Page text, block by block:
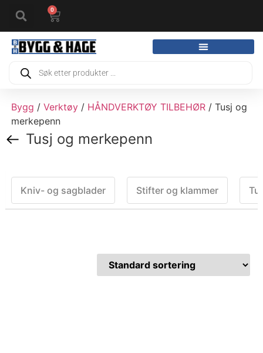
0
Bygg / Verktøy/ HÅNDVERKTØY TILBEHØR/ Tusj og
merkepenn
Tusj og merkepenn
Kniv- og sagblader Stifter og klammer